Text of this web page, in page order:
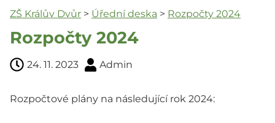
ZŠ Králův Dvůr > Úřední deska > Rozpočty 2024
Rozpočty 2024
24. 11. 2023 Admin
Rozpočtové plány na následující rok 2024: